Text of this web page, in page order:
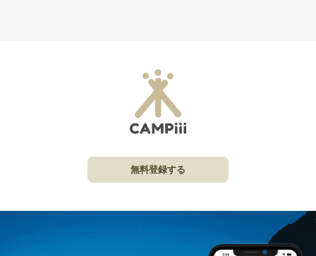
無料登録する